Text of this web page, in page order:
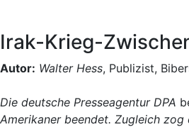
Irak-Krieg-
Autor: Walter Hess, Publizist,
Die deutsche Presseagentur DPA
Amerikaner beendet. Zugleich